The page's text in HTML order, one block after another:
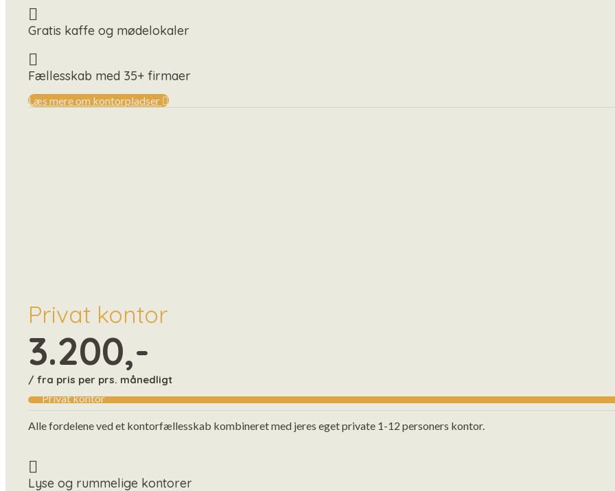
Gratis kaffe og mødelokaler
Fællesskab med 35+ firmaer
Læs mere om kontorpladser
Privat kontor
3.200,-
/ fra pris per prs. månedligt
Privat kontor
Alle fordelene ved et kontorfællesskab kombineret med jeres eget private 1-12 personers kontor.
Lyse og rummelige kontorer